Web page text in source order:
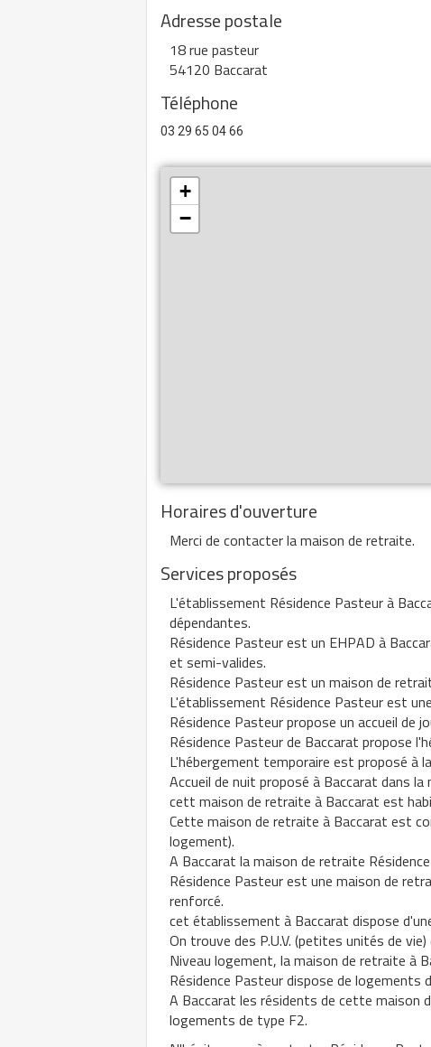
Adresse postale
18 rue pasteur
54120 Baccarat
Téléphone
03 29 65 04 66
+
−
Horaires d'ouverture
Merci de contacter la maison de retraite.
Services proposés
L'établissement Résidence Pasteur à
dépendantes.
Résidence Pasteur est un EHPAD à
et semi-valides.
Résidence Pasteur est un maison de
L'établissement Résidence Pasteur est
Résidence Pasteur propose un accueil de
Résidence Pasteur de Baccarat propose
L'hébergement temporaire est proposé à
Accueil de nuit proposé à Baccarat dans
cett maison de retraite à Baccarat est
Cette maison de retraite à Baccarat est
logement).
A Baccarat la maison de retraite
Résidence Pasteur est une maison de
renforcé.
cet établissement à Baccarat dispose
On trouve des P.U.V. (petites unités de
Niveau logement, la maison de retraite à
Résidence Pasteur dispose de logements
A Baccarat les résidents de cette maison
logements de type F2.